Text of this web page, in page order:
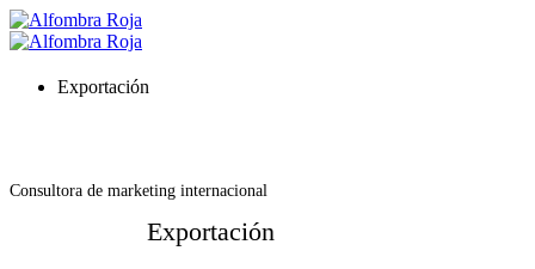
Saltar
al
Exportación
Exportación
Consultora de marketing internacional